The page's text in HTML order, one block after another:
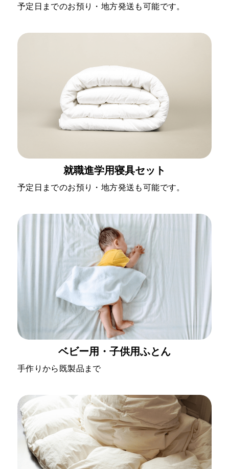
予定日までのお預り・地方発送も可能です。
就職進学用寝具セット
予定日までのお預り・地方発送も可能です。
ベビー用・子供用ふとん
手作りから既製品まで